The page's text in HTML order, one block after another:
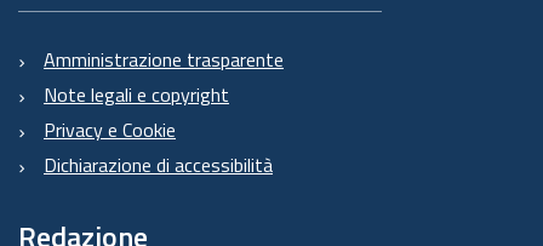
Amministrazione trasparente
Note legali e copyright
Privacy e Cookie
Dichiarazione di accessibilità
Redazione